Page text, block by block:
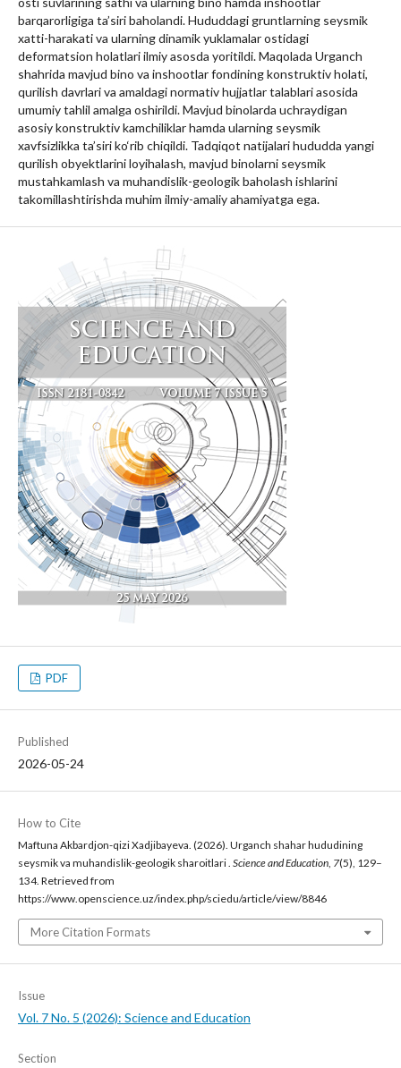
barqarorligiga ta’siri baholandi. Hududdagi gruntlarning seysmik
xatti-harakati va ularning dinamik yuklamalar ostidagi
deformatsion holatlari ilmiy asosda yoritildi. Maqolada Urganch
shahrida mavjud bino va inshootlar fondining konstruktiv holati,
qurilish davrlari va amaldagi normativ hujjatlar talablari asosida
umumiy tahlil amalga oshirildi. Mavjud binolarda uchraydigan
asosiy konstruktiv kamchiliklar hamda ularning seysmik
xavfsizlikka ta’siri ko‘rib chiqildi. Tadqiqot natijalari hududda yangi
qurilish obyektlarini loyihalash, mavjud binolarni seysmik
mustahkamlash va muhandislik-geologik baholash ishlarini
takomillashtirishda muhim ilmiy-amaliy ahamiyatga ega.
PDF
Published
2026-05-24
How to Cite
Maftuna Akbardjon-qizi Xadjibayeva. (2026). Urganch shahar hududining
seysmik va muhandislik-geologik sharoitlari . Science and Education, 7(5), 129–
134. Retrieved from
https://www.openscience.uz/index.php/sciedu/article/view/8846
More Citation Formats
Issue
Vol. 7 No. 5 (2026): Science and Education
Section